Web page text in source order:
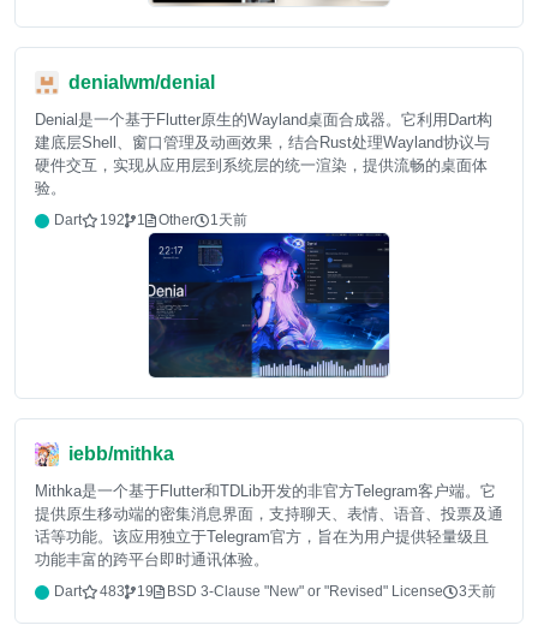
denialwm/denial
Denial是一个基于Flutter原生的Wayland桌面合成器。它利用Dart构
建底层Shell、窗口管理及动画效果，结合Rust处理Wayland协议与
硬件交互，实现从应用层到系统层的统一渲染，提供流畅的桌面体
验。
Dart 192 1 Other 1天前
iebb/mithka
Mithka是一个基于Flutter和TDLib开发的非官方Telegram客户端。它
提供原生移动端的密集消息界面，支持聊天、表情、语音、投票及通
话等功能。该应用独立于Telegram官方，旨在为用户提供轻量级且
功能丰富的跨平台即时通讯体验。
Dart 483 19 BSD 3-Clause "New" or "Revised" License 3天前